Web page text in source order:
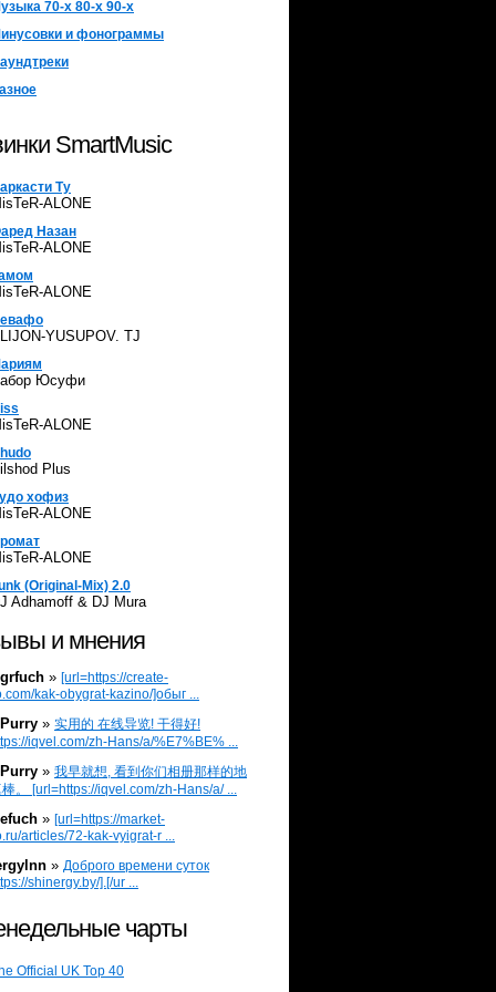
70-х 80-х 90-х
и фонограммы
SmartMusic
Ту
ALONE
Назан
ALONE
ALONE
YUSUPOV. TJ
Юсуфи
ALONE
Plus
хофиз
ALONE
ALONE
(Original-Mix) 2.0
Adhamoff & DJ Mura
и мнения
» [url=https://create-
kak-obygrat-kazino/]обыг ...
» 实用的 在线导览! 干得好!
iqvel.com/zh-Hans/a/%E7%BE% ...
» 我早就想, 看到你们相册那样的地
。 [url=https://iqvel.com/zh-Hans/a/ ...
» [url=https://market-
articles/72-kak-vyigrat-r ...
» Доброго времени суток
shinergy.by/].[/ur ...
чарты
Official UK Top 40